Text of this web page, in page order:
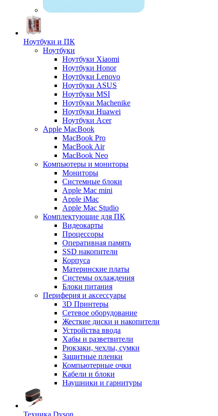
Ноутбуки и ПК
Ноутбуки
Ноутбуки Xiaomi
Ноутбуки Honor
Ноутбуки Lenovo
Ноутбуки ASUS
Ноутбуки MSI
Ноутбуки Machenike
Ноутбуки Huawei
Ноутбуки Acer
Apple MacBook
MacBook Pro
MacBook Air
MacBook Neo
Компьютеры и мониторы
Мониторы
Системные блоки
Apple Mac mini
Apple iMac
Apple Mac Studio
Комплектующие для ПК
Видеокарты
Процессоры
Оперативная память
SSD накопители
Корпуса
Материнские платы
Системы охлаждения
Блоки питания
Периферия и аксессуары
3D Принтеры
Сетевое оборудование
Жесткие диски и накопители
Устройства ввода
Хабы и разветвители
Рюкзаки, чехлы, сумки
Защитные пленки
Компьютерные очки
Кабели и блоки
Наушники и гарнитуры
Техника Dyson